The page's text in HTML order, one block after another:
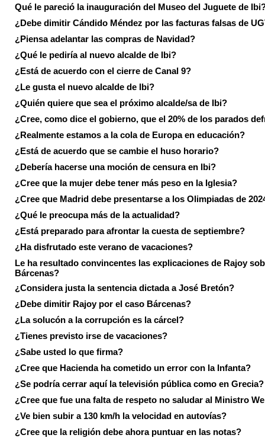
Qué le pareció la inauguración del Museo del Juguete de
¿Debe dimitir Cándido Méndez por las facturas falsas de
¿Piensa adelantar las compras de Navidad?
¿Qué le pediría al nuevo alcalde de Ibi?
¿Está de acuerdo con el cierre de Canal 9?
¿Le gusta el nuevo alcalde de Ibi?
¿Quién quiere que sea el próximo alcalde/sa de Ibi?
¿Cree, como dice el gobierno, que el 20% de los parados
¿Realmente estamos a la cola de Europa en educación?
¿Está de acuerdo que se cambie el huso horario?
¿Debería hacerse una moción de censura en Ibi?
¿Cree que la mujer debe tener más peso en la Iglesia?
¿Cree que Madrid debe presentarse a los Olimpiadas de
¿Qué le preocupa más de la actualidad?
¿Está preparado para afrontar la cuesta de septiembre?
¿Ha disfrutado este verano de vacaciones?
Le ha resultado convincentes las explicaciones de Rajoy
Bárcenas?
¿Considera justa la sentencia dictada a José Bretón?
¿Debe dimitir Rajoy por el caso Bárcenas?
¿La solucón a la corrupción es la cárcel?
¿Tienes previsto irse de vacaciones?
¿Sabe usted lo que firma?
¿Cree que Hacienda ha cometido un error con la Infanta?
¿Se podría cerrar aquí la televisión pública como en Grecia?
¿Cree que fue una falta de respeto no saludar al Ministro
¿Ve bien subir a 130 km/h la velocidad en autovías?
¿Cree que la religión debe ahora puntuar en las notas?